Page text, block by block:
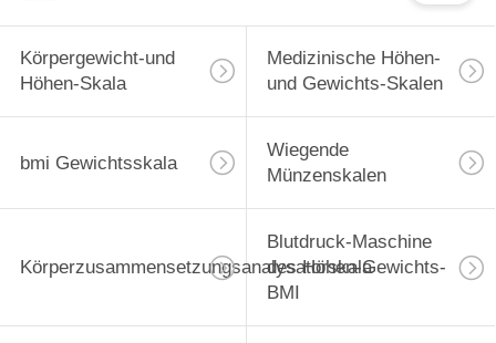
Körpergewicht-und
Höhen-Skala
Medizinische Höhen-
und Gewichts-Skalen
bmi Gewichtsskala
Wiegende
Münzenskalen
Körperzusammensetzungsanalysatorskala
Blutdruck-Maschine
des Höhen-Gewichts-
BMI